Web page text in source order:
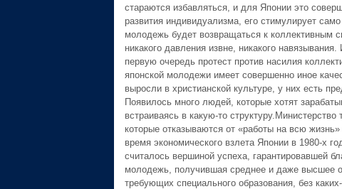
стараются избавляться, и для Японии это
развития индивидуализма, его стимулирует
молодежь будет возвращаться к коллективным
никакого давления извне, никакого
первую очередь протест против насилия
японской молодежи имеет совершенно иное
выросли в христианской культуре, у них есть
Появилось много людей, которые хотят
встраиваясь в какую-то
которые отказываются от «работы на всю
время экономического взлета Японии в 1980-х
считалось вершиной успеха, гарантировавшей
молодежь, получившая среднее и даже высшее
требующих специального образования, без